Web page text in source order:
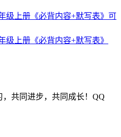
级上册《必背内容+默写表》可
级上册《必背内容+默写表》
共同进步，共同成长！QQ